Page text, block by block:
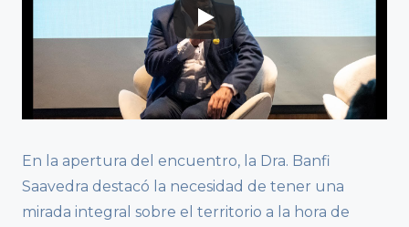
En la apertura del encuentro, la Dra. Banfi
Saavedra destacó la necesidad de tener una
mirada integral sobre el territorio a la hora de